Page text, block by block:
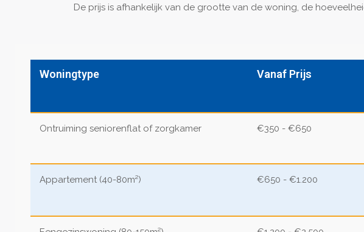
De prijs is afhankelijk van de grootte van de woning, de
Woningtype Vanaf Prijs
Ontruiming seniorenflat of zorgkamer €350 - €650
Appartement (40-80m²) €650 - €1.200